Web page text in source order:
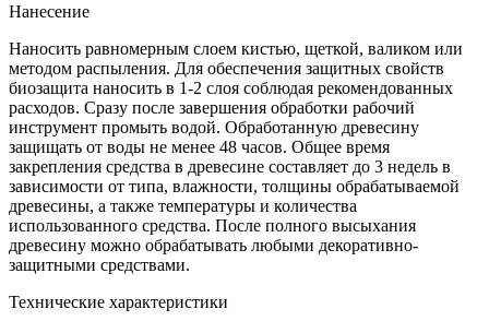
Нанесение
Наносить равномерным слоем кистью, щеткой, валиком или
методом распыления. Для обеспечения защитных свойств
биозащита наносить в 1-2 слоя соблюдая рекомендованных
расходов. Сразу после завершения обработки рабочий
инструмент промыть водой. Обработанную древесину
защищать от воды не менее 48 часов. Общее время
закрепления средства в древесине составляет до 3 недель в
зависимости от типа, влажности, толщины обрабатываемой
древесины, а также температуры и количества
использованного средства. После полного высыхания
древесину можно обрабатывать любыми декоративно-
защитными средствами.
Технические характеристики